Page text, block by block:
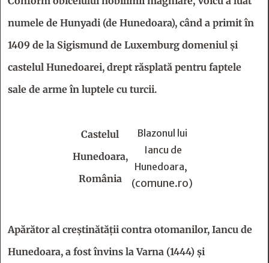
numele de Hunyadi (de Hunedoara), când a primit în
1409 de la Sigismund de Luxemburg domeniul şi
castelul Hunedoarei, drept răsplată pentru faptele
sale de arme în luptele cu turcii.
Castelul
Hunedoara,
România
Blazonul lui
Iancu de
Hunedoara,
(comune.ro)
Apărător al creştinătăţii contra otomanilor, Iancu de
Hunedoara, a fost învins la Varna (1444) şi